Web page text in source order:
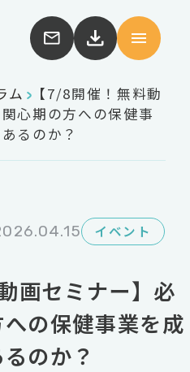
ム
【7/8開催！無料動
心期の方への保健事
るのか？
イベント
画セミナー】必
の保健事業を成
のか？